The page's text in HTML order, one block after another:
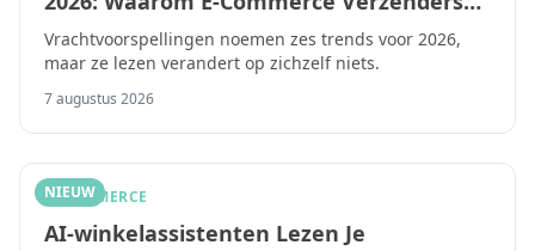
een Vervoerdersdiversificatieplan Nodig
Hebben, Niet Alleen een Voorspelling
Vrachtvoorspellingen noemen zes trends voor 2026,
maar ze lezen verandert op zichzelf niets.
7 augustus 2026
NIEUW
E-COMMERCE
AI-winkelassistenten Lezen Je